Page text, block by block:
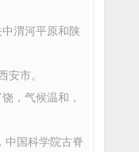
渭河平原和陕
安市。
，气候温和，
中国科学院古脊